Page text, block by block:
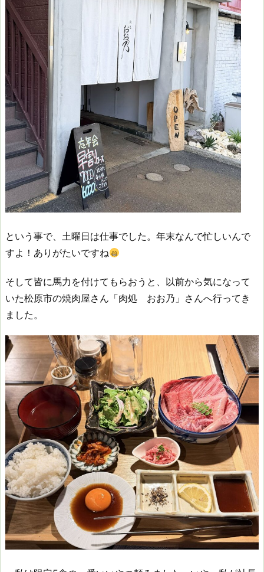
という事で、土曜日は仕事でした。年末なんで忙しいんで
すよ！ありがたいですね
そして皆に馬力を付けてもらおうと、以前から気になって
いた松原市の焼肉屋さん「肉処 おお乃」さんへ行ってき
ました。